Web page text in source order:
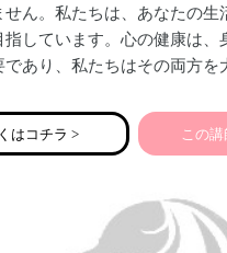
せん。私たちは、あなたの生
指しています。心の健康は、
であり、私たちはその両方を
、職場でのストレス、人間
野に特化した専門のカウン
切なアプローチを提供します。
はコチラ > この